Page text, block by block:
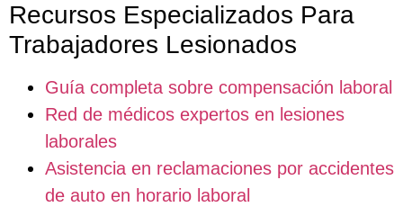
Recursos Especializados Para
Trabajadores Lesionados
Guía completa sobre compensación laboral
Red de médicos expertos en lesiones
laborales
Asistencia en reclamaciones por accidentes
de auto en horario laboral